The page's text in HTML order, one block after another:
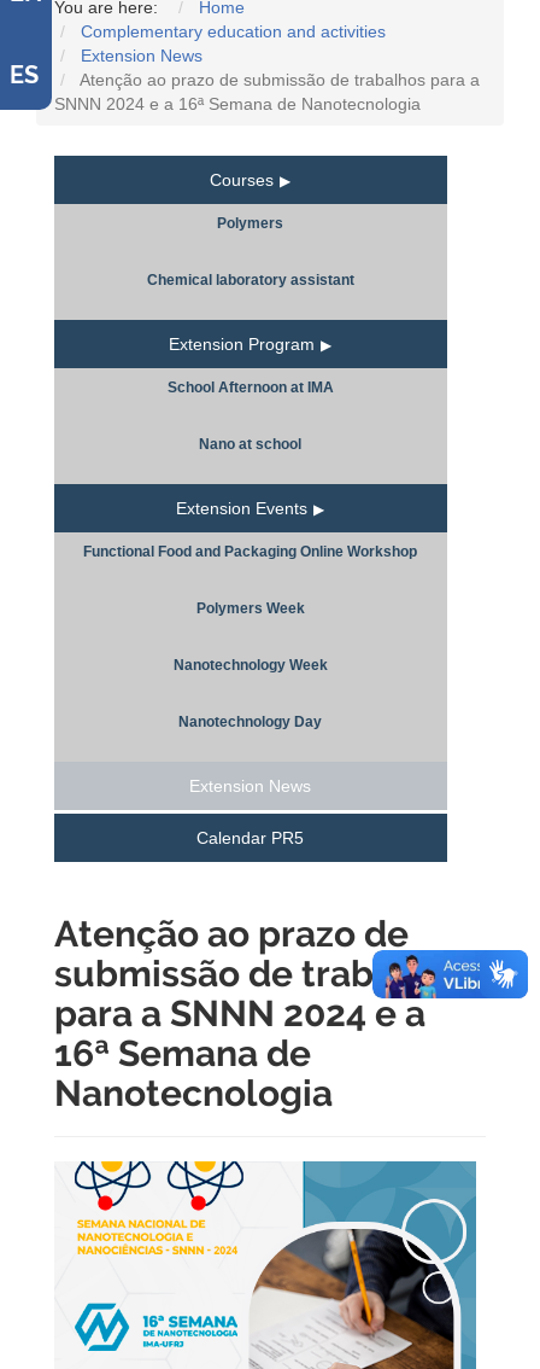
ES
You are here:
Home
Complementary education and activities
Extension News
Atenção ao prazo de submissão de trabalhos para a
SNNN 2024 e a 16ª Semana de Nanotecnologia
Courses
Polymers
Chemical laboratory assistant
Extension Program
School Afternoon at IMA
Nano at school
Extension Events
Functional Food and Packaging Online Workshop
Polymers Week
Nanotechnology Week
Nanotechnology Day
Extension News
Calendar PR5
Atenção ao prazo de
submissão de trabalhos
para a SNNN 2024 e a
16ª Semana de
Nanotecnologia